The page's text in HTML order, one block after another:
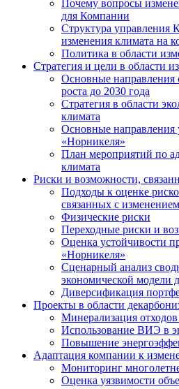
Почему вопросы
для Компании
Структура управления
изменения климата на
Политика в области
Стратегия и цели в области
Основные направления
роста до 2030 года
Стратегия в области
климата
Основные направления
«Норникеля»
План мероприятий по
климата
Риски и возможности,
Подходы к оценке
связанных с
Физические риски
Переходные риски и
Оценка устойчивости
«Норникеля»
Сценарный анализ
экономической модели
Диверсификация
Проекты в области
Минерализация
Использование ВИЭ в
Повышение
Адаптация компании к
Мониторинг
Оценка уязвимости